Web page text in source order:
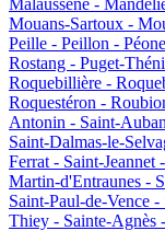
Mouans-Sartoux -
Peille - Peillon -
Rostang - Puget-
Roquebillière -
Roquestéron -
Antonin - Saint-
Saint-Dalmas-le-
Ferrat - Saint-Jeannet -
Martin-d'Entraunes -
Saint-Paul-de-Vence -
Thiey - Sainte-Agnès -